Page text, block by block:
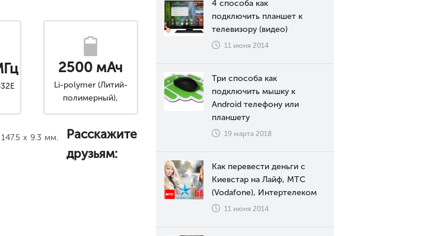
2500 мАч
Li-polymer (Литий-
полимерный),
x 9.3 мм.
Расскажите
друзьям:
4 способа как
подключить планшет к
телевизору (видео)
11 июня 2014
Три способа как
подключить мышку к
Android телефону или
планшету
19 марта 2018
Как перевести деньги с
Киевстар на Лайф, МТС
(Vodafone), Интертелеком
11 июня 2014